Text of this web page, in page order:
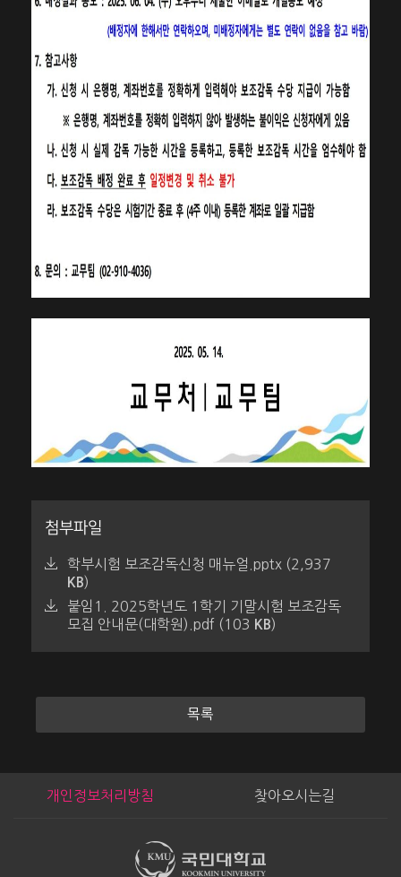
첨부파일
학부시험 보조감독신청 매뉴얼.pptx (2,937
KB)
붙임1. 2025학년도 1학기 기말시험 보조감독
모집 안내문(대학원).pdf (103 KB)
목록
개인정보처리방침 찾아오시는길